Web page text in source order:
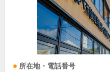
所在地・電話番号